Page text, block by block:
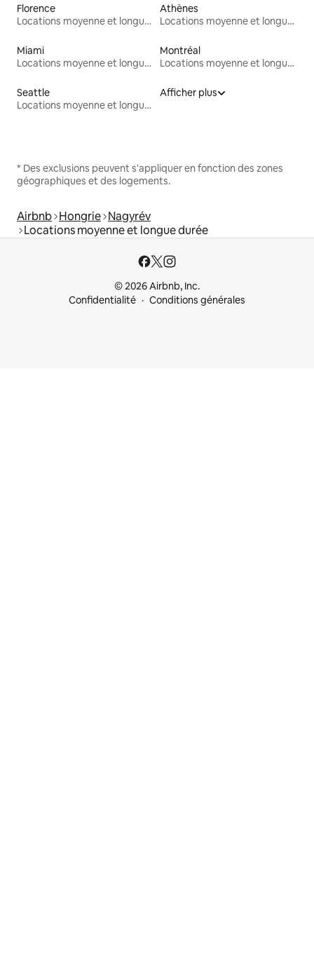
Florence
Locations moyenne et longue durée
Athènes
Locations moyenne et longue durée
Miami
Locations moyenne et longue durée
Montréal
Locations moyenne et longue durée
Seattle
Locations moyenne et longue durée
Afficher plus
* Des exclusions peuvent s'appliquer en fonction des zones
géographiques et des logements.
Airbnb Hongrie Nagyrév
Locations moyenne et longue durée
© 2026 Airbnb, Inc.
Confidentialité
Conditions générales